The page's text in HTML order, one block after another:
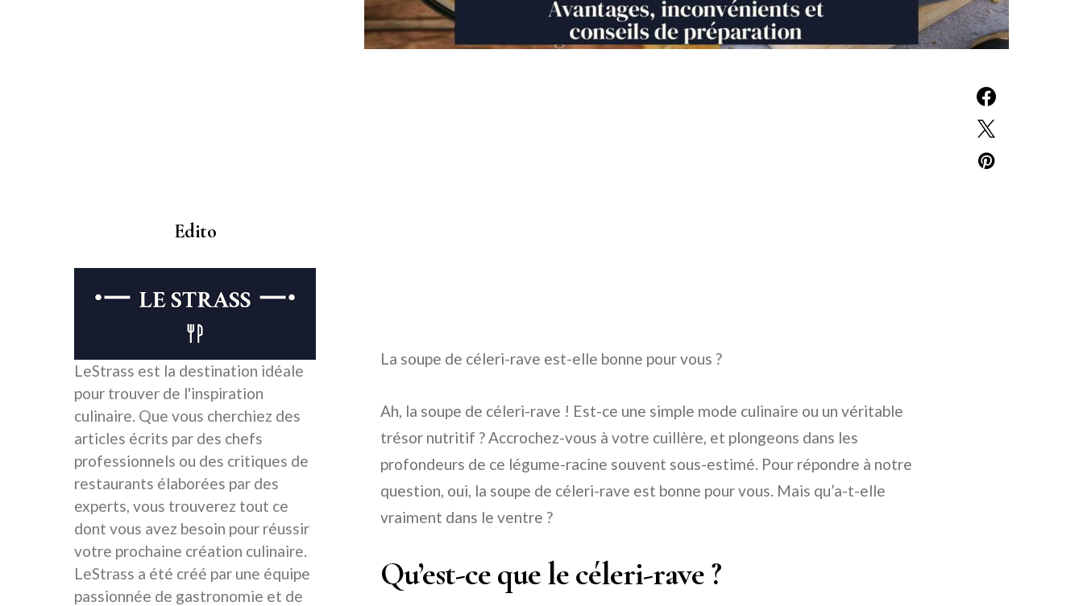
La soupe de céleri-rave est-elle bonne pour vous ?
Ah, la soupe de céleri-rave ! Est-ce une simple mode culinaire ou un véritable
trésor nutritif ? Accrochez-vous à votre cuillère, et plongeons dans les
profondeurs de ce légume-racine souvent sous-estimé. Pour répondre à notre
question, oui, la soupe de céleri-rave est bonne pour vous. Mais qu’a-t-elle
vraiment dans le ventre ?
Qu’est-ce que le céleri-rave ?
Edito
LeStrass est la destination idéale
pour trouver de l'inspiration
culinaire. Que vous cherchiez des
articles écrits par des chefs
professionnels ou des critiques de
restaurants élaborées par des
experts, vous trouverez tout ce
dont vous avez besoin pour réussir
votre prochaine création culinaire.
LeStrass a été créé par une équipe
passionnée de gastronomie et de